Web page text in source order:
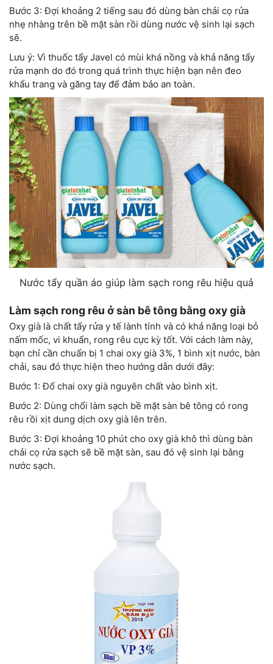
Bước 3: Đợi khoảng 2 tiếng sau đó dùng bàn chải cọ rửa
nhẹ nhàng trên bề mặt sàn rồi dùng nước vệ sinh lại sạch
sẽ.
Lưu ý: Vì thuốc tẩy Javel có mùi khá nồng và khả năng tẩy
rửa mạnh do đó trong quá trình thực hiện bạn nên đeo
khẩu trang và găng tay để đảm bảo an toàn.
Nước tẩy quần áo giúp làm sạch rong rêu hiệu quả
Làm sạch rong rêu ở sàn bê tông bằng oxy già
Oxy già là chất tẩy rửa y tế lành tính và có khả năng loại bỏ
nấm mốc, vi khuẩn, rong rêu cực kỳ tốt. Với cách làm này,
bạn chỉ cần chuẩn bị 1 chai oxy già 3%, 1 bình xịt nước, bàn
chải, sau đó thực hiện theo hướng dẫn dưới đây:
Bước 1: Đổ chai oxy già nguyên chất vào bình xịt.
Bước 2: Dùng chổi làm sạch bề mặt sàn bê tông có rong
rêu rồi xịt dung dịch oxy già lên trên.
Bước 3: Đợi khoảng 10 phút cho oxy già khô thì dùng bàn
chải cọ rửa sạch sẽ bề mặt sàn, sau đó vệ sinh lại bằng
nước sạch.